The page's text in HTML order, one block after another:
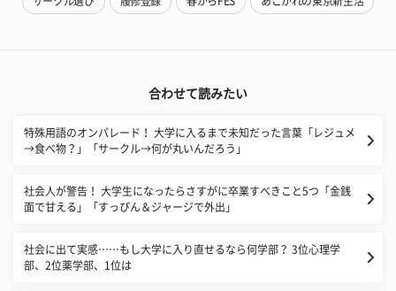
合わせて読みたい
特殊用語のオンパレード！ 大学に入るまで未知だった言葉「レジュメ
→食べ物？」「サークル→何が丸いんだろう」
社会人が警告！ 大学生になったらさすがに卒業すべきこと5つ「金銭
面で甘える」「すっぴん＆ジャージで外出」
社会に出て実感……もし大学に入り直せるなら何学部？ 3位心理学
部、2位薬学部、1位は